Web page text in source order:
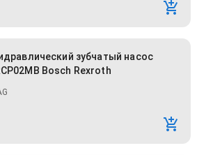
зубчатый насос
Bosch Rexroth